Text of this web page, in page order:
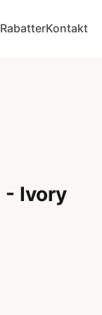
Kontakt
- Ivory